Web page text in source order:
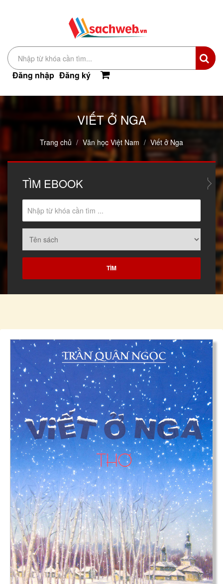
Đăng nhập Đăng ký
VIẾT Ở NGA
Trang chủ Văn học Việt Nam Viết ở Nga
TÌM EBOOK